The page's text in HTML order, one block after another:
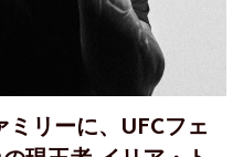
ミリーに、UFCフェ